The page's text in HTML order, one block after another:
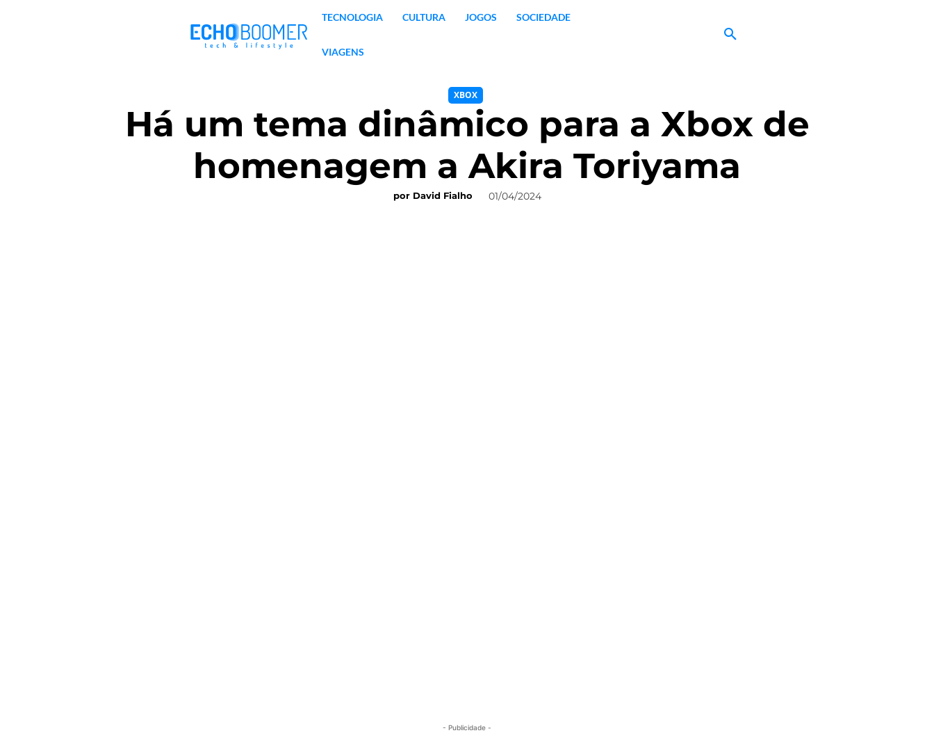
TECNOLOGIA CULTURA JOGOS SOCIEDADE
VIAGENS
XBOX
Há um tema dinâmico para a Xbox de
homenagem a Akira Toriyama
por David Fialho 01/04/2024
- Publicidade -